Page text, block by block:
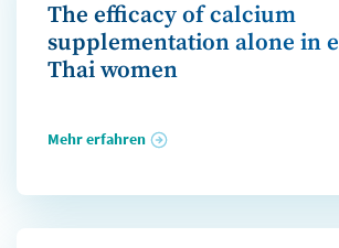
The efficacy of calcium
supplementation alone in
Thai women
Mehr erfahren